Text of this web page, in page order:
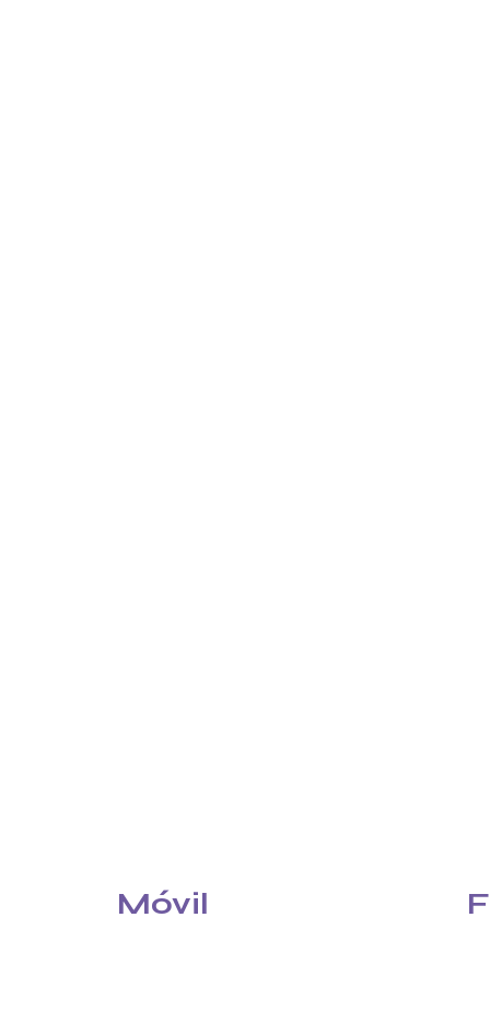
Móvil